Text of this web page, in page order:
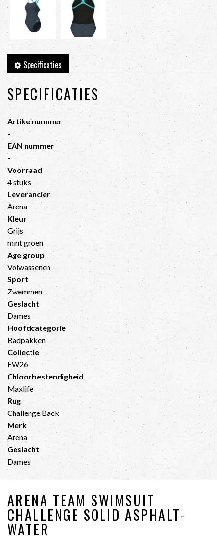
Specificaties
SPECIFICATIES
Artikelnummer
-
EAN nummer
-
Voorraad
4 stuks
Leverancier
Arena
Kleur
Grijs
mint groen
Age group
Volwassenen
Sport
Zwemmen
Geslacht
Dames
Hoofdcategorie
Badpakken
Collectie
FW26
Chloorbestendigheid
Maxlife
Rug
Challenge Back
Merk
Arena
Geslacht
Dames
ARENA TEAM SWIMSUIT
CHALLENGE SOLID ASPHALT-
WATER